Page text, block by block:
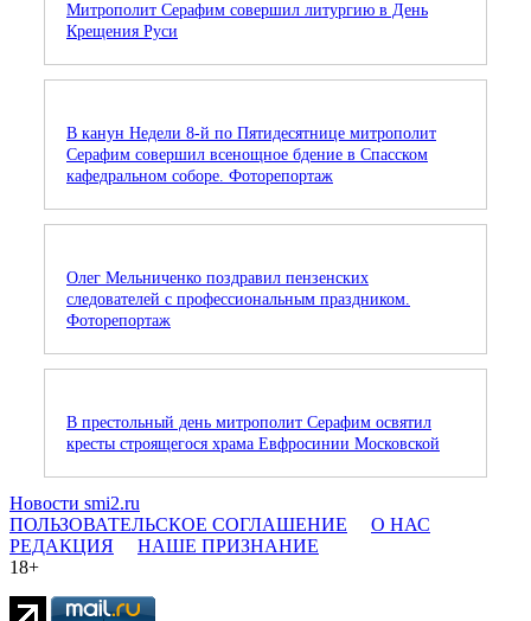
Митрополит Серафим совершил литургию в День
Крещения Руси
В канун Недели 8-й по Пятидесятнице митрополит
Серафим совершил всенощное бдение в Спасском
кафедральном соборе. Фоторепортаж
Олег Мельниченко поздравил пензенских
следователей с профессиональным праздником.
Фоторепортаж
В престольный день митрополит Серафим освятил
кресты строящегося храма Евфросинии Московской
Новости smi2.ru
ПОЛЬЗОВАТЕЛЬСКОЕ СОГЛАШЕНИЕ
О НАС
РЕДАКЦИЯ
НАШЕ ПРИЗНАНИЕ
18+